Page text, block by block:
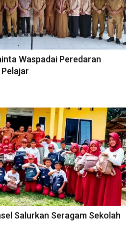
Waspadai Peredaran
Salurkan Seragam Sekolah